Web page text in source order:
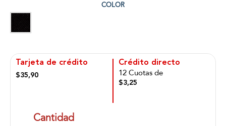
COLOR
Tarjeta de crédito
$35,90
Crédito directo
12 Cuotas de
$3,25
Cantidad